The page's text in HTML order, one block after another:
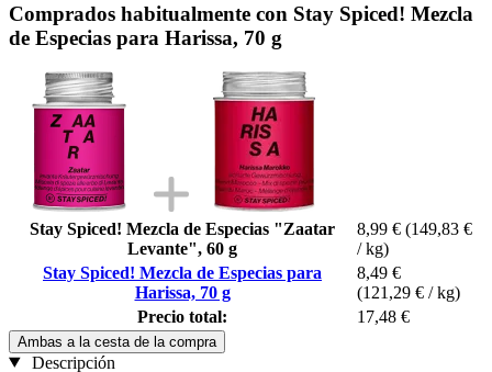
Comprados habitualmente con Stay Spiced! Mezcla
de Especias para Harissa, 70 g
Stay Spiced! Mezcla de Especias "Zaatar
Levante", 60 g
8,99 € (149,83 €
/ kg)
Stay Spiced! Mezcla de Especias para
Harissa, 70 g
8,49 €
(121,29 € / kg)
Precio total:
17,48 €
Ambas a la cesta de la compra
Descripción